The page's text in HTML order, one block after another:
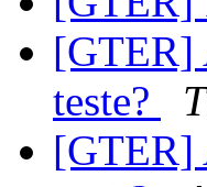
[GTER]
teste?
[GTER]